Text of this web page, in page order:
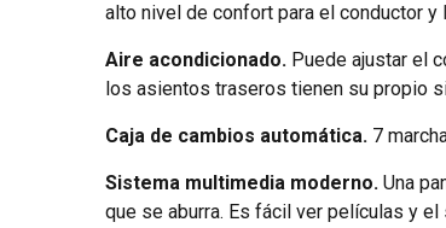
alto nivel de confort para el conductor y
Aire acondicionado. Puede ajustar el
los asientos traseros tienen su propio
Caja de cambios automática. 7
Sistema multimedia moderno. Una
que se aburra. Es fácil ver películas y